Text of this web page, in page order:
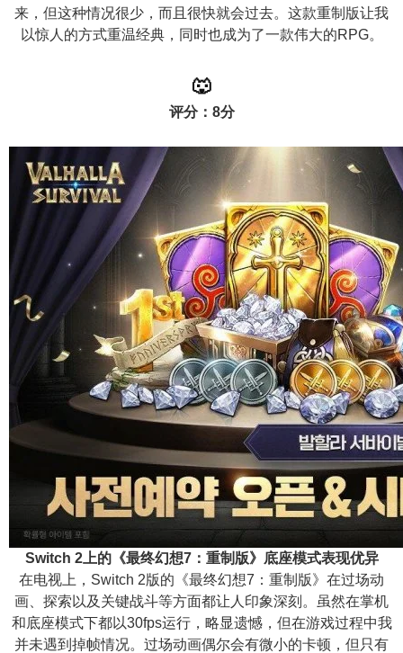
来，但这种情况很少，而且很快就会过去。这款重制版让我
以惊人的方式重温经典，同时也成为了一款伟大的RPG。
🐺
评分：8分
Switch 2上的《最终幻想7：重制版》底座模式表现优异
在电视上，Switch 2版的《最终幻想7：重制版》在过场动
画、探索以及关键战斗等方面都让人印象深刻。虽然在掌机
和底座模式下都以30fps运行，略显遗憾，但在游戏过程中我
并未遇到掉帧情况。过场动画偶尔会有微小的卡顿，但只有